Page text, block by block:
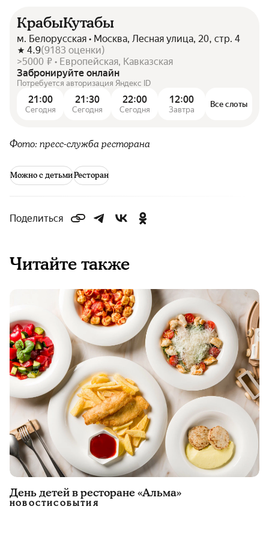
КрабыКутабы
м. Белорусская • Москва, Лесная улица, 20, стр. 4
4.9(9183 оценки)
>5000 ₽ • Европейская, Кавказская
Забронируйте онлайн
Потребуется авторизация Яндекс ID
21:00
Сегодня
21:30
Сегодня
22:00
Сегодня
12:00
Завтра
Все слоты
Фото: пресс-служба ресторана
Можно с детьмиРесторан
Поделиться
Читайте также
День детей в ресторане «Альма»
НОВОСТИСОБЫТИЯ